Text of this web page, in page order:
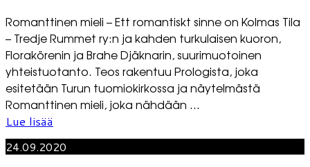
Romanttinen mieli – Ett romantiskt sinne on Kolmas Tila
– Tredje Rummet ry:n ja kahden turkulaisen kuoron,
Florakörenin ja Brahe Djäknarin, suurimuotoinen
yhteistuotanto. Teos rakentuu Prologista, joka
esitetään Turun tuomiokirkossa ja näytelmästä
Romanttinen mieli, joka nähdään ...
Lue lisää
24.09.2020